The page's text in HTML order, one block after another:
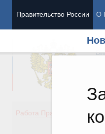
Правительство России О
Работа Правительства